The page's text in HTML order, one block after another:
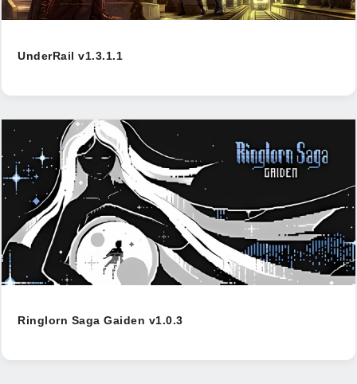
UnderRail v1.3.1.1
Ringlorn Saga Gaiden v1.0.3